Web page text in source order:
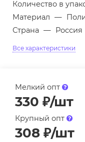
Количество в
Материал —
Страна — Россия
Все характеристики
Мелкий опт
330 ₽/шт
Крупный опт
308 ₽/шт